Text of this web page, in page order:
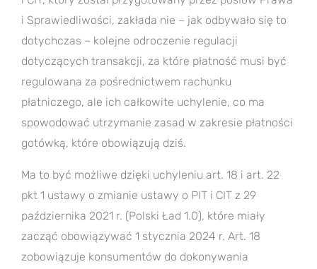
i Sprawiedliwości, zakłada nie – jak odbywało się to
dotychczas – kolejne odroczenie regulacji
dotyczących transakcji, za które płatność musi być
regulowana za pośrednictwem rachunku
płatniczego, ale ich całkowite uchylenie, co ma
spowodować utrzymanie zasad w zakresie płatności
gotówką, które obowiązują dziś.
Ma to być możliwe dzięki uchyleniu art. 18 i art. 22
pkt 1 ustawy o zmianie ustawy o PIT i CIT z 29
października 2021 r. (Polski Ład 1.0), które miały
zacząć obowiązywać 1 stycznia 2024 r. Art. 18
zobowiązuje konsumentów do dokonywania